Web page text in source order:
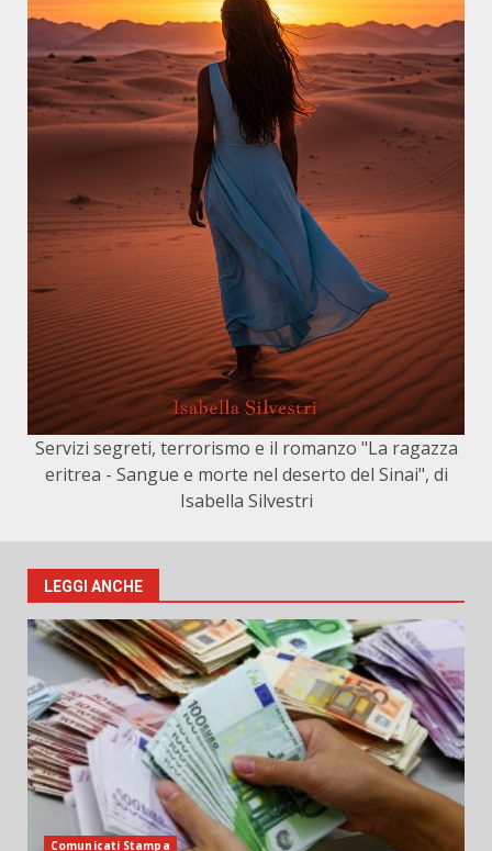
Servizi segreti, terrorismo e il romanzo "La ragazza
eritrea - Sangue e morte nel deserto del Sinai", di
Isabella Silvestri
LEGGI ANCHE
Comunicati Stampa